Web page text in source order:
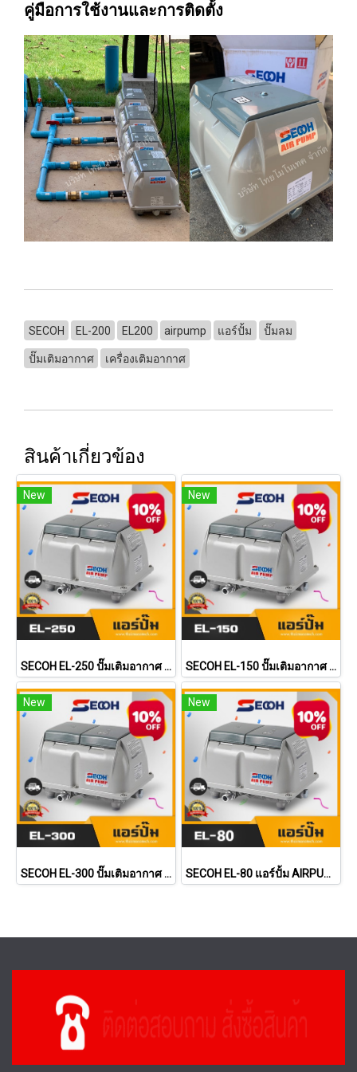
คู่มือการใช้งานและการติดตั้ง
SECOH EL-200 EL200 airpump แอร์ปั้ม ปั๊มลม
ปั๊มเติมอากาศ เครื่องเติมอากาศ
สินค้าเกี่ยวข้อง
New
SECOH EL-250 ปั๊มเติมอากาศ ปั้มลม แอร์ปั้ม Air Pump เครื่องเติมอากาศสำหรับระบบบำบัดน้ำเสีย
New
SECOH EL-150 ปั๊มเติมอากาศ ปั้มลม แอร์ปั้ม Air Pump เครื่องเติมอากาศสำหรับระบบบำบัดน้ำเสีย
New
SECOH EL-300 ปั๊มเติมอากาศ ปั้มลม แอร์ปั้ม Air Pump เครื่องเติมอากาศสำหรับระบบบำบัดน้ำเสีย
New
SECOH EL-80 แอร์ปั้ม AIRPUMP ปั้มลม ปั๊มเติมอากาศ เครื่องเติมอากาศน้ำเสีย คุณภาพดี ราคาถูก